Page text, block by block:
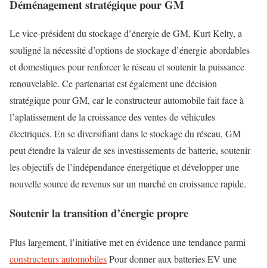
Déménagement stratégique pour GM
Le vice-président du stockage d’énergie de GM, Kurt Kelty, a
souligné la nécessité d’options de stockage d’énergie abordables
et domestiques pour renforcer le réseau et soutenir la puissance
renouvelable. Ce partenariat est également une décision
stratégique pour GM, car le constructeur automobile fait face à
l’aplatissement de la croissance des ventes de véhicules
électriques. En se diversifiant dans le stockage du réseau, GM
peut étendre la valeur de ses investissements de batterie, soutenir
les objectifs de l’indépendance énergétique et développer une
nouvelle source de revenus sur un marché en croissance rapide.
Soutenir la transition d’énergie propre
Plus largement, l’initiative met en évidence une tendance parmi
constructeurs automobilesPour donner aux batteries EV une